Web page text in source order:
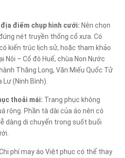
điểm chụp hình cưới: Nên chọn
nét truyền thống cổ xưa. Có
kiến trúc lịch sử, hoặc tham khảo
Nội – Cố đô Huế, chùa Non Nước
Thăng Long, Văn Miếu Quốc Tử
Lư (Ninh Bình).
thoải mái: Trang phục không
rộng. Phần tà dài của áo nên có
dàng di chuyển trong suốt buổi
phí may áo Việt phục có thể thay